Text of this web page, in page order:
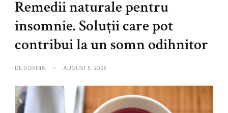
Remedii naturale pentru
insomnie. Soluții care pot
contribui la un somn odihnitor
DE DORINA AUGUST 5, 2026